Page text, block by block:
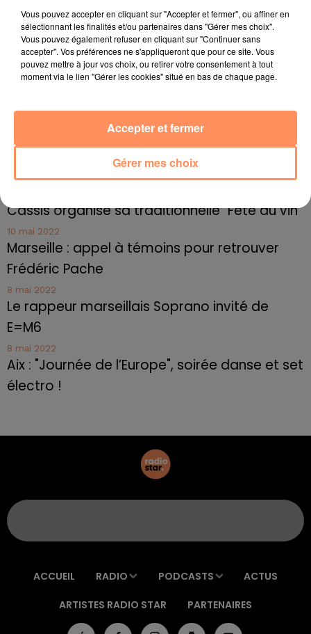
Radio Star Live avec Dadju
27 juin 2022
Marseille : une application pour mettre en
relation extras et...
Le cocholed pour jouer à la pétanque
jusqu'au bout de la nuit !
Toulon : des quais électrifiés pour 2023 !
Cassis organise sa traditionnelle "Fête du vin"
10 mai 2022
Marseille : appel à témoins pour retrouver
Frédéric Pache
8 mai 2022
Le rappeur marseillais Soprano invité de
E=M6
8 mai 2022
Aix : "Journée de l’Europe", soirée danse et set
électro !
ACCUEIL RADIO PODCASTS ACTUS
ARTISTES RADIO STAR PARTENAIRES
Vous pouvez accepter en cliquant sur "Accepter et fermer", ou affiner en
sélectionnant les finalités et/ou partenaires dans "Gérer mes choix".
Vous pouvez également refuser en cliquant sur "Continuer sans
accepter". Vos préférences ne s'appliqueront que pour ce site. Vous
pouvez mettre à jour vos choix, ou retirer votre consentement à tout
moment via le lien "Gérer les cookies" situé en bas de chaque page.
Gérer mes choix
Accepter et fermer